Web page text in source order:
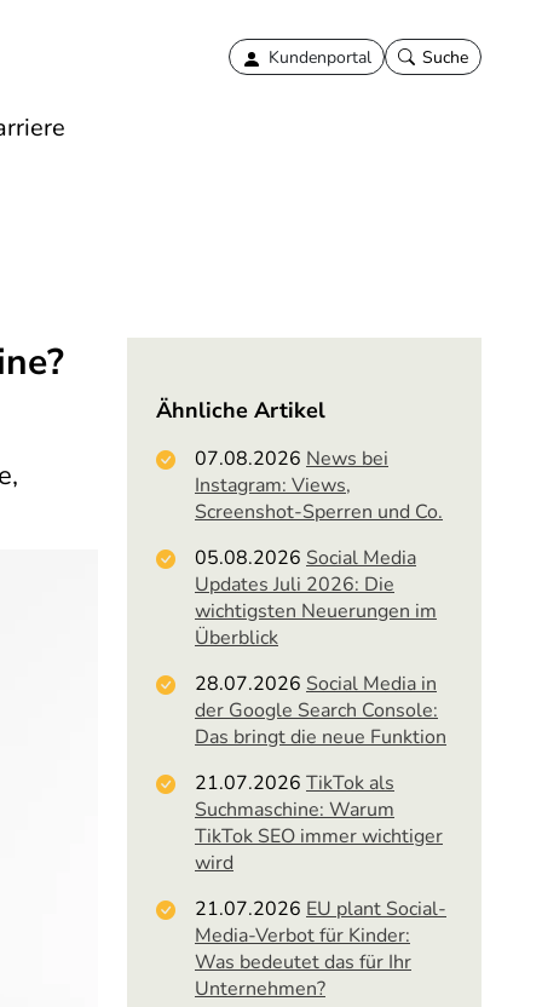
Kundenportal Suche
Ähnliche Artikel
07.08.2026 News bei
Instagram: Views,
Screenshot-Sperren und Co.
05.08.2026 Social Media
Updates Juli 2026: Die
wichtigsten Neuerungen im
Überblick
28.07.2026 Social Media in
der Google Search Console:
Das bringt die neue Funktion
21.07.2026 TikTok als
Suchmaschine: Warum
TikTok SEO immer wichtiger
wird
21.07.2026 EU plant Social-
Media-Verbot für Kinder:
Was bedeutet das für Ihr
Unternehmen?